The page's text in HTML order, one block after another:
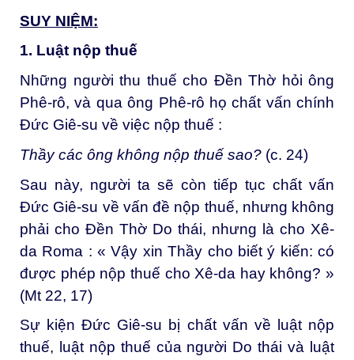
SUY NIỆM:
1. Luật nộp thuế
Những người thu thuế cho Đền Thờ hỏi ông
Phê-rô, và qua ông Phê-rô họ chất vấn chính
Đức Giê-su về việc nộp thuế :
Thầy các ông không nộp thuế sao? (c. 24)
Sau này, người ta sẽ còn tiếp tục chất vấn
Đức Giê-su về vấn đề nộp thuế, nhưng không
phải cho Đền Thờ Do thái, nhưng là cho Xê-
da Roma : « Vậy xin Thầy cho biết ý kiến: có
được phép nộp thuế cho Xê-da hay không? »
(Mt 22, 17)
Sự kiện Đức Giê-su bị chất vấn về luật nộp
thuế, luật nộp thuế của người Do thái và luật